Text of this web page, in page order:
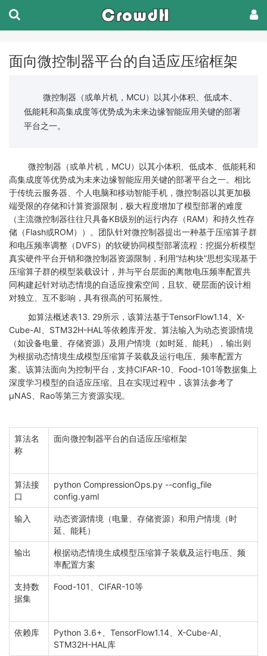
面向微控制器平台的自适应压缩框架
微控制器（或单片机，MCU）以其小体积、低成本、
低能耗和高集成度等优势成为未来边缘智能应用关键的部署
平台之一。
微控制器（或单片机， MCU）以其小体积、低成本、低能耗和
高集成度等优势成为未来边缘智能应用关键的部署平台之一。相比
于传统云服务器、个人电脑和移动智能手机，微控制器以其更加极
端受限的存储和计算资源限制，极大程度增加了模型部署的难度
（主流微控制器往往只具备KB级别的运行内存（RAM）和持久性存
储（Flash或ROM））。团队针对微控制器提出一种基于压缩算子群
和电压频率调整（DVFS）的软硬协同模型部署流程：挖掘分析模型
真实硬件平台开销和微控制器资源限制， 利用“结构块”思想实现基于
压缩算子群的模型装载设计，并与平台层面的离散电压频率配置共
同构建起针对动态情境的自适应搜索空间，且软、硬层面的设计相
对独立、互不影响，具有很高的可拓展性。
如算法概述表13. 29所示，该算法基于TensorFlow1.14
X-
Cube-AI
STM32H-HAL 等依赖库开发。算法输入为动态资源情境
（如设备电量、存储资源）及用户情境（如时延、能耗），输出则
为根据动态情境生成模型压缩算子装载及运行电压、频率配置方
案。该算法面向为控制平台，支持CIFAR-10 Food-101等数据集上
深度学习模型的自适应压缩。且在实现过程中，该算法参考了
μNAS
Rao等第三方资源实现。
算法名
称
面向微控制器平台的自适应压缩框架
算法接
口
python CompressionOps.py --config_file
config.yaml
输入
动态资源情境（电量、存储资源）和用户情境（时
延、能耗）
输出
根据动态情境生成模型压缩算子装载及运行电压、频
率配置方案
支持数
据集
Food-101、 CIFAR-10等
依赖库 Python 3.6+、 TensorFlow1.14 X-Cube-AI
STM32H-HAL 库